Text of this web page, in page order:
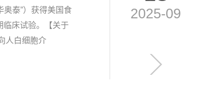
2025-09
奥泰”）获得美国食
临床试验。【关于
人白细胞介